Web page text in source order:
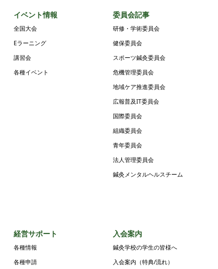
イベント情報
全国大会
Eラーニング
講習会
各種イベント
委員会記事
研修・学術委員会
健保委員会
スポーツ鍼灸委員会
危機管理委員会
地域ケア推進委員会
広報普及IT委員会
国際委員会
組織委員会
青年委員会
法人管理委員会
鍼灸メンタルヘルスチーム
経営サポート
各種情報
各種申請
入会案内
鍼灸学校の学生の皆様へ
入会案内（特典/流れ）